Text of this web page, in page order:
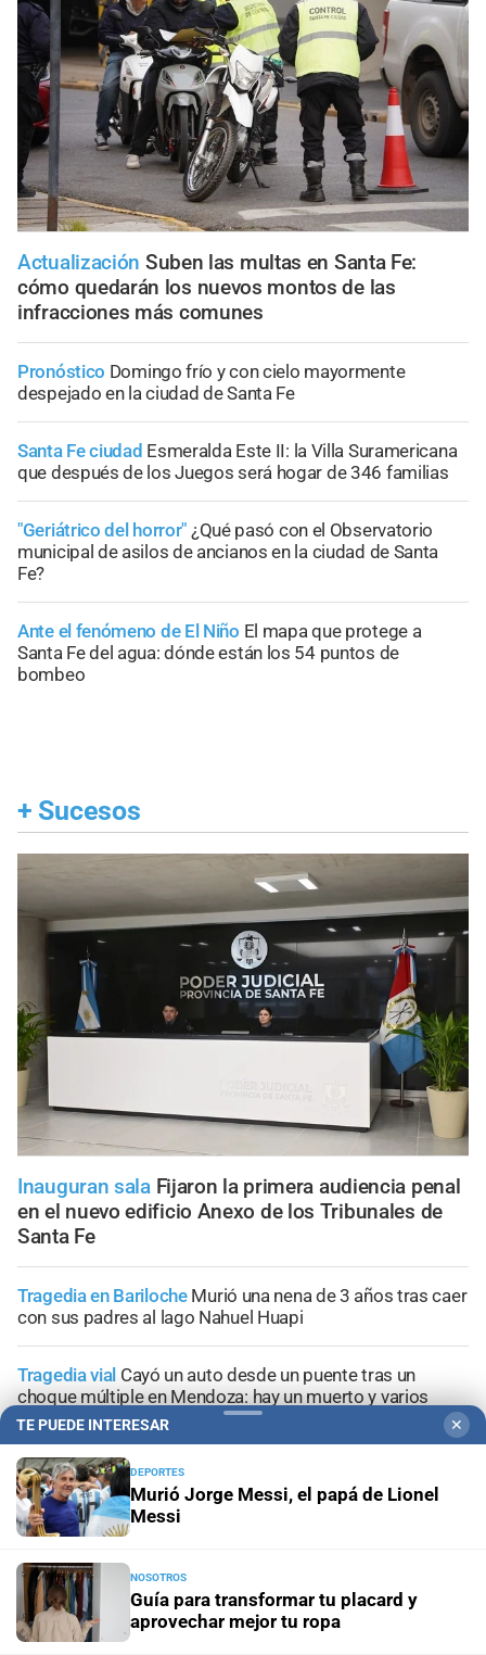
Actualización Suben las multas en Santa Fe:
cómo quedarán los nuevos montos de las
infracciones más comunes
Pronóstico Domingo frío y con cielo mayormente
despejado en la ciudad de Santa Fe
Santa Fe ciudad Esmeralda Este II: la Villa Suramericana
que después de los Juegos será hogar de 346 familias
"Geriátrico del horror" ¿Qué pasó con el Observatorio
municipal de asilos de ancianos en la ciudad de Santa
Fe?
Ante el fenómeno de El Niño El mapa que protege a
Santa Fe del agua: dónde están los 54 puntos de
bombeo
+ Sucesos
Inauguran sala Fijaron la primera audiencia penal
en el nuevo edificio Anexo de los Tribunales de
Santa Fe
Tragedia en Bariloche Murió una nena de 3 años tras caer
con sus padres al lago Nahuel Huapi
Tragedia vial Cayó un auto desde un puente tras un
choque múltiple en Mendoza: hay un muerto y varios
heridos
Geriátricos clandestinos
que alertó cuatro meses antes del incendio reclama ser
escuchada
Penas máximasPedirán 15 años de prisión para madre e
hija por el crimen de Jeremías Monzón
TE PUEDE INTERESAR ✕
DEPORTES
Murió Jorge Messi, el papá de Lionel
Messi
NOSOTROS
Guía para transformar tu placard y
aprovechar mejor tu ropa